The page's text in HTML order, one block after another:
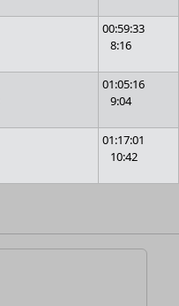
00:59:33
8:16
01:05:16
9:04
01:17:01
10:42